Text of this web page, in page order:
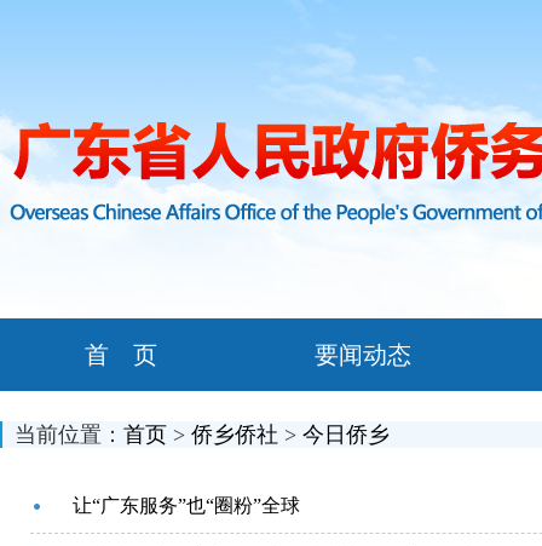
首 页 要闻动态
当前位置： 首页 > 侨乡侨社 > 今日侨乡
让“广东服务”也“圈粉”全球